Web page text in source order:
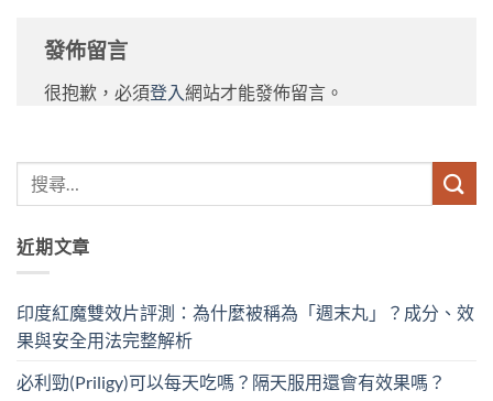
發佈留言
很抱歉，必須登入 網站才能發佈留言。
近期文章
印度紅魔雙效片評測：為什麼被稱為「週末丸」？成分、效
果與安全用法完整解析
必利勁(Priligy)可以每天吃嗎？隔天服用還會有效果嗎？